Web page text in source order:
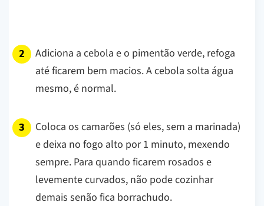
Adiciona a cebola e o pimentão verde, refoga
até ficarem bem macios. A cebola solta água
mesmo, é normal.
Coloca os camarões (só eles, sem a marinada)
e deixa no fogo alto por 1 minuto, mexendo
sempre. Para quando ficarem rosados e
levemente curvados, não pode cozinhar
demais senão fica borrachudo.